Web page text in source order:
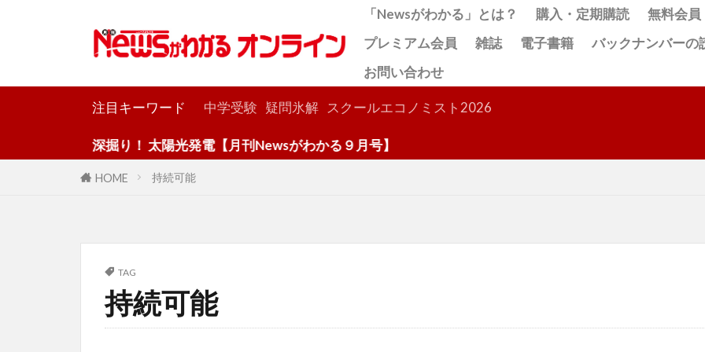
「Newsがわかる」とは？ 購入・定期購読
無料会員
プレミアム会員
雑誌 電子書籍
バックナンバーの
お問い合わせ
注目キーワード 中学受験 疑問氷解 スクールエコノミスト2026
深掘り！ 太陽光発電【月刊Newsがわかる９月号】
HOME 持続可能
TAG
持続可能
検索